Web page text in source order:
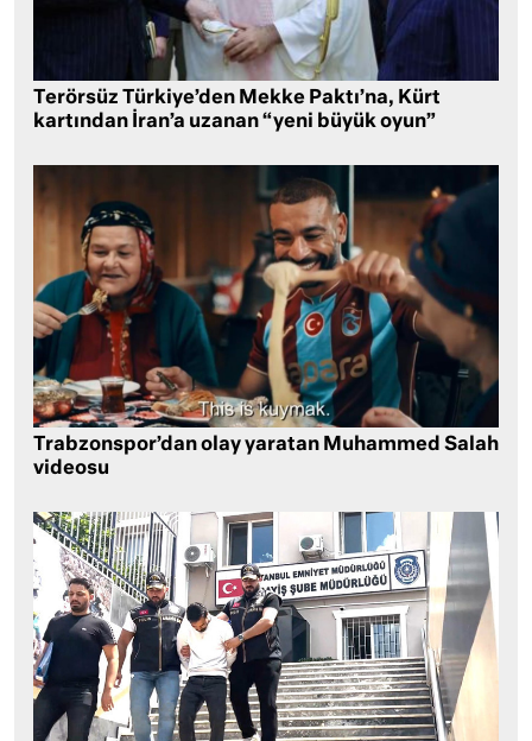
Terörsüz Türkiye’den Mekke Paktı’na, Kürt
kartından İran’a uzanan “yeni büyük oyun”
Trabzonspor’dan olay yaratan Muhammed Salah
videosu